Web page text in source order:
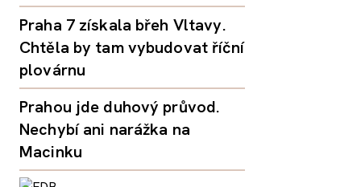
Praha 7 získala břeh Vltavy.
Chtěla by tam vybudovat říční
plovárnu
Prahou jde duhový průvod.
Nechybí ani narážka na
Macinku